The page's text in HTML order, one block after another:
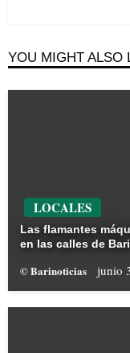
YOU MIGHT ALSO
LOCALES
Las flamantes
en las calles de
© Barinoticias junio